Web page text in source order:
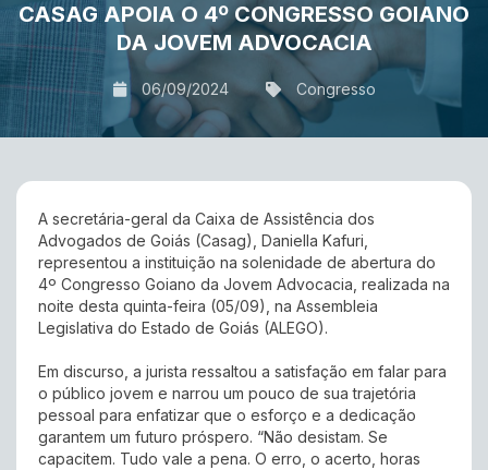
CASAG APOIA O 4º CONGRESSO GOIANO
DA JOVEM ADVOCACIA
06/09/2024 Congresso
A secretária-geral da Caixa de Assistência dos
Advogados de Goiás (Casag), Daniella Kafuri,
representou a instituição na solenidade de abertura do
4º Congresso Goiano da Jovem Advocacia, realizada na
noite desta quinta-feira (05/09), na Assembleia
Legislativa do Estado de Goiás (ALEGO).
Em discurso, a jurista ressaltou a satisfação em falar para
o público jovem e narrou um pouco de sua trajetória
pessoal para enfatizar que o esforço e a dedicação
garantem um futuro próspero. “Não desistam. Se
capacitem. Tudo vale a pena. O erro, o acerto, horas